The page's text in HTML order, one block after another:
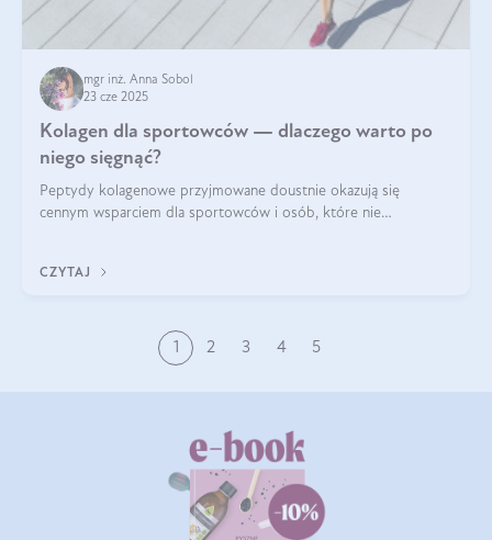
mgr inż. Anna Sobol
23 cze 2025
Kolagen dla sportowców — dlaczego warto po
niego sięgnąć?
Peptydy kolagenowe przyjmowane doustnie okazują się
cennym wsparciem dla sportowców i osób, które nie
CZYTAJ
1 2 3 4 5